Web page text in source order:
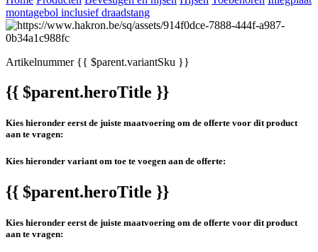
montagebol inclusief draadstang
Artikelnummer{{ $parent.variantSku }}
{{ $parent.heroTitle }}
Kies hieronder eerst de juiste maatvoering om de offerte voor dit product
aan te vragen:
Kies hieronder variant om toe te voegen aan de offerte:
{{ $parent.heroTitle }}
Kies hieronder eerst de juiste maatvoering om de offerte voor dit product
aan te vragen: